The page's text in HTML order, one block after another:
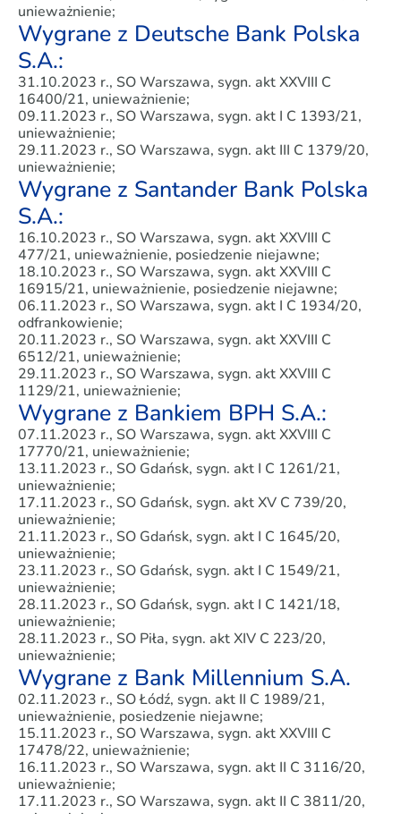
unieważnienie;
Wygrane z Deutsche Bank Polska
S.A.:
31.10.2023 r., SO Warszawa, sygn. akt XXVIII C
16400/21, unieważnienie;
09.11.2023 r., SO Warszawa, sygn. akt I C 1393/21,
unieważnienie;
29.11.2023 r., SO Warszawa, sygn. akt III C 1379/20,
unieważnienie;
Wygrane z Santander Bank Polska
S.A.:
16.10.2023 r., SO Warszawa, sygn. akt XXVIII C
477/21, unieważnienie, posiedzenie niejawne;
18.10.2023 r., SO Warszawa, sygn. akt XXVIII C
16915/21, unieważnienie, posiedzenie niejawne;
06.11.2023 r., SO Warszawa, sygn. akt I C 1934/20,
odfrankowienie;
20.11.2023 r., SO Warszawa, sygn. akt XXVIII C
6512/21, unieważnienie;
29.11.2023 r., SO Warszawa, sygn. akt XXVIII C
1129/21, unieważnienie;
Wygrane z Bankiem BPH S.A.:
07.11.2023 r., SO Warszawa, sygn. akt XXVIII C
17770/21, unieważnienie;
13.11.2023 r., SO Gdańsk, sygn. akt I C 1261/21,
unieważnienie;
17.11.2023 r., SO Gdańsk, sygn. akt XV C 739/20,
unieważnienie;
21.11.2023 r., SO Gdańsk, sygn. akt I C 1645/20,
unieważnienie;
23.11.2023 r., SO Gdańsk, sygn. akt I C 1549/21,
unieważnienie;
28.11.2023 r., SO Gdańsk, sygn. akt I C 1421/18,
unieważnienie;
28.11.2023 r., SO Piła, sygn. akt XIV C 223/20,
unieważnienie;
Wygrane z Bank Millennium S.A.
02.11.2023 r., SO Łódź, sygn. akt II C 1989/21,
unieważnienie, posiedzenie niejawne;
15.11.2023 r., SO Warszawa, sygn. akt XXVIII C
17478/22, unieważnienie;
16.11.2023 r., SO Warszawa, sygn. akt II C 3116/20,
unieważnienie;
17.11.2023 r., SO Warszawa, sygn. akt II C 3811/20,